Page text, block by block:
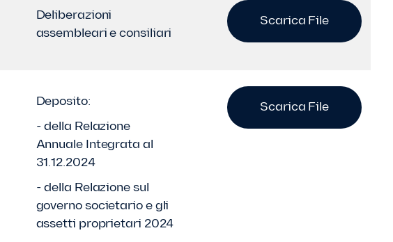
Deliberazioni
assembleari e consiliari
Scarica File
Deposito:
- della Relazione
Annuale Integrata al
31.12.2024
- della Relazione sul
governo societario e gli
assetti proprietari 2024
Scarica File